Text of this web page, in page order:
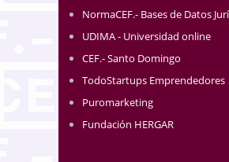
NormaCEF.- Bases de Datos
UDIMA - Universidad online
CEF.- Santo Domingo
TodoStartups Emprendedores
Puromarketing
Fundación HERGAR